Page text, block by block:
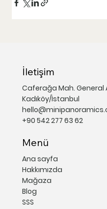
İletişim
Caferağa Mah. General
Kadıköy/İstanbul
+90 542 277 63 62
Menü
Ana sayfa
Hakkımızda
Mağaza
Blog
SSS